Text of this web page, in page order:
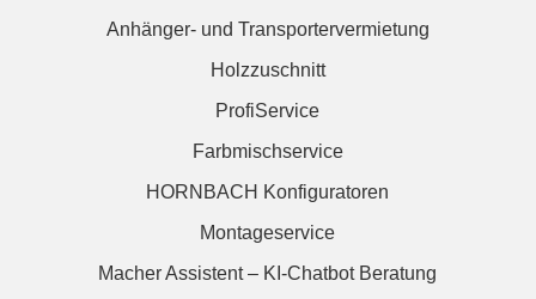
Anhänger- und Transportervermietung
Holzzuschnitt
ProfiService
Farbmischservice
HORNBACH Konfiguratoren
Montageservice
Macher Assistent – KI-Chatbot Beratung